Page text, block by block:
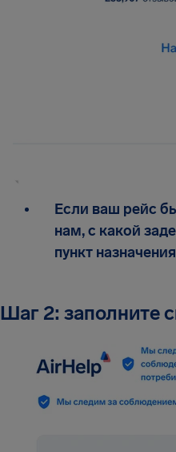
Если ваш рейс
нам, с какой
пункт
Шаг 2: заполните